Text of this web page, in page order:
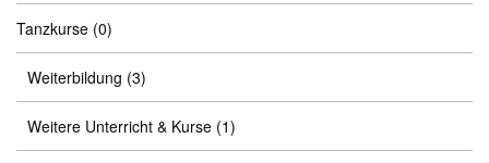
Tanzkurse (0)
Weiterbildung (3)
Weitere Unterricht & Kurse (1)